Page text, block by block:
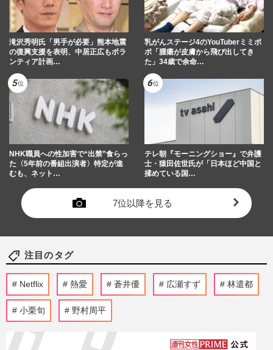
滝沢秀明氏「男手が必要」熊本地震
の復興支援を表明、中居正広もボラ
ンティア計画…
乳がんステージ4のYouTuberミミポ
ポ「腫瘍が皮膚から飛び出してき
た」34歳で余命…
NHK職員への性加害で“出禁”食らっ
た〈5年前の番組出演者〉特定が進
むも、ネット…
テレ朝『モーニングショー』で弁護
士・猿田佐世氏が「日本ほど中国と
揉めている国…
7位以降を見る
注目のタグ
Netflix 熱愛 蒼井優 広瀬すず 林遣都
小栗旬 野村周平